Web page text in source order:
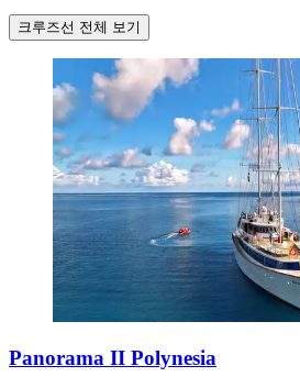
크루즈선 전체 보기
Panorama II Polynesia